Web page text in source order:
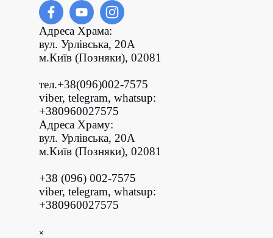
Перейти до контакту
Адреса Храма:
вул. Урлівська, 20А
м.Київ (Позняки), 02081
тел.+38(096)002-7575
viber, telegram, whatsup:
+380960027575
Адреса Храму:
вул. Урлівська, 20А
м.Київ (Позняки), 02081
+38 (096) 002-7575
viber, telegram, whatsup:
+380960027575
×